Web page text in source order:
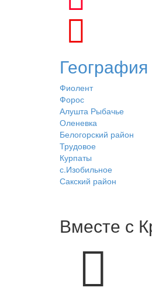
География
Фиолент
Форос
Алушта Рыбачье
Оленевка
Белогорский район
Трудовое
Курпаты
с.Изобильное
Сакский район
Вместе с